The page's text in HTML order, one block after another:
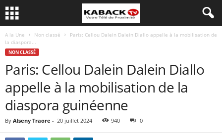
A la Une Non classé
Paris: Cellou Dalein Dalein Diallo appelle à la mobilisation de
la diaspora...
NON CLASSÉ
Paris: Cellou Dalein Dalein Diallo
appelle à la mobilisation de la
diaspora guinéenne
By Alseny Traore - 20 juillet 2024 940 0